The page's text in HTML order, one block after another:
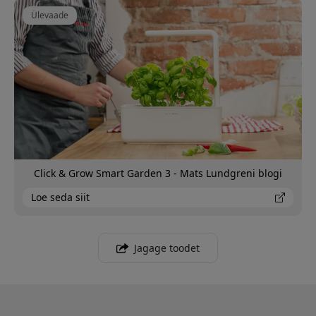
Ülevaade
Click & Grow Smart Garden 3 - Mats Lundgreni blogi
Loe seda siit
Jagage toodet